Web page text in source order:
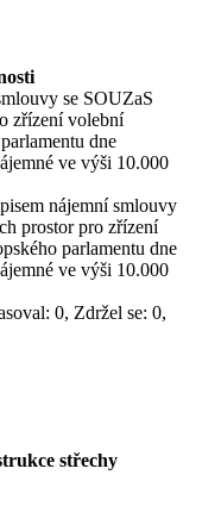
se SOUZaS
zřízení volební
dne
ve výši 10.000
nájemní smlouvy
prostor pro zřízení
parlamentu dne
ve výši 10.000
0, Zdržel se: 0,
střechy